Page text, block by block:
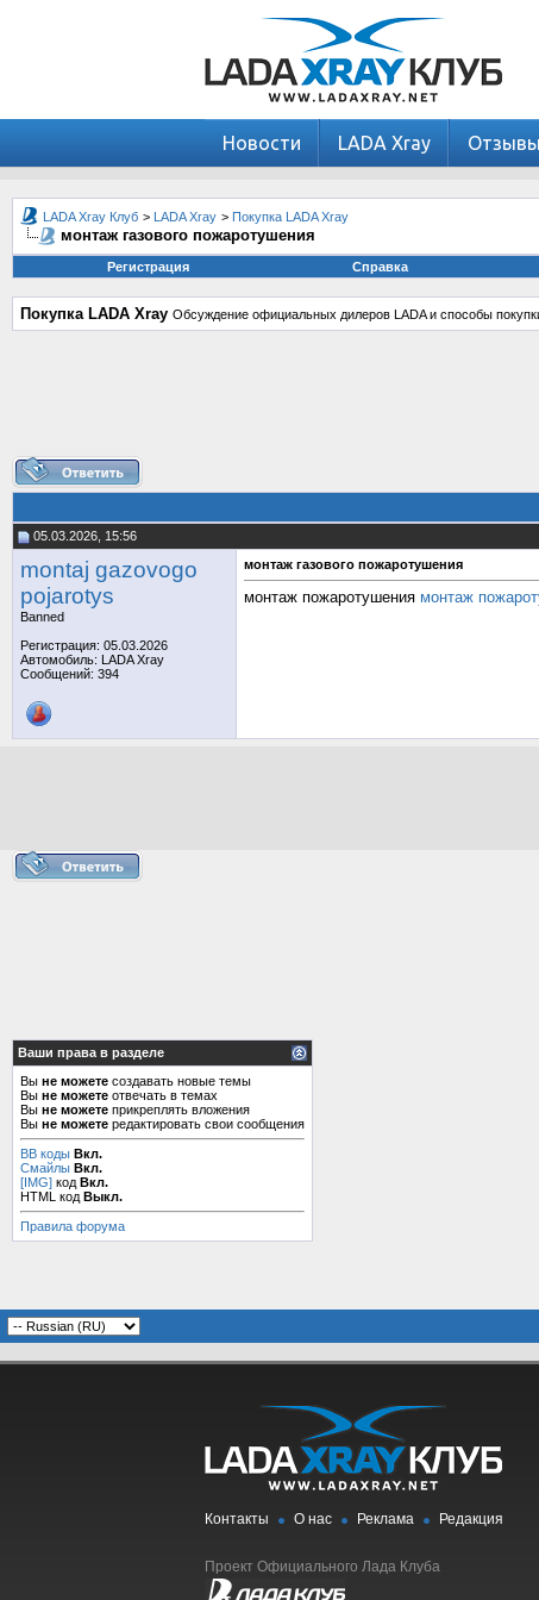
Новости LADA Xray
LADA Xray Клуб > LADA Xray > Покупка LADA Xray
монтаж газового пожаротушения
Регистрация Справка
Покупка LADA Xray Обсуждение официальных дилеров LADA и способы
05.03.2026, 15:56
montaj gazovogo
pojarotys
Banned
Регистрация: 05.03.2026
Автомобиль: LADA Xray
Сообщений: 394
монтаж газового пожаротушения
монтаж пожаротушения монтаж
Ваши права в разделе
Вы не можете создавать новые темы
Вы не можете отвечать в темах
Вы не можете прикреплять вложения
Вы не можете редактировать свои сообщения
BB коды Вкл.
Смайлы Вкл.
[IMG] код Вкл.
HTML код Выкл.
Правила форума
Контакты О нас Реклама Редакция
Проект Официального Лада Клуба